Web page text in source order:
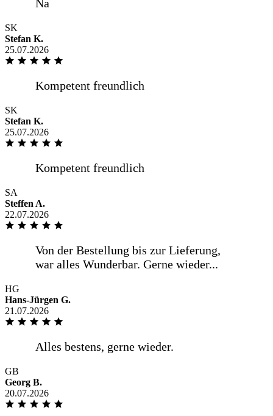
SK
Stefan K.
25.07.2026
SK
Stefan K.
25.07.2026
SA
Steffen A.
22.07.2026
HG
Hans-Jürgen G.
21.07.2026
GB
Georg B.
20.07.2026